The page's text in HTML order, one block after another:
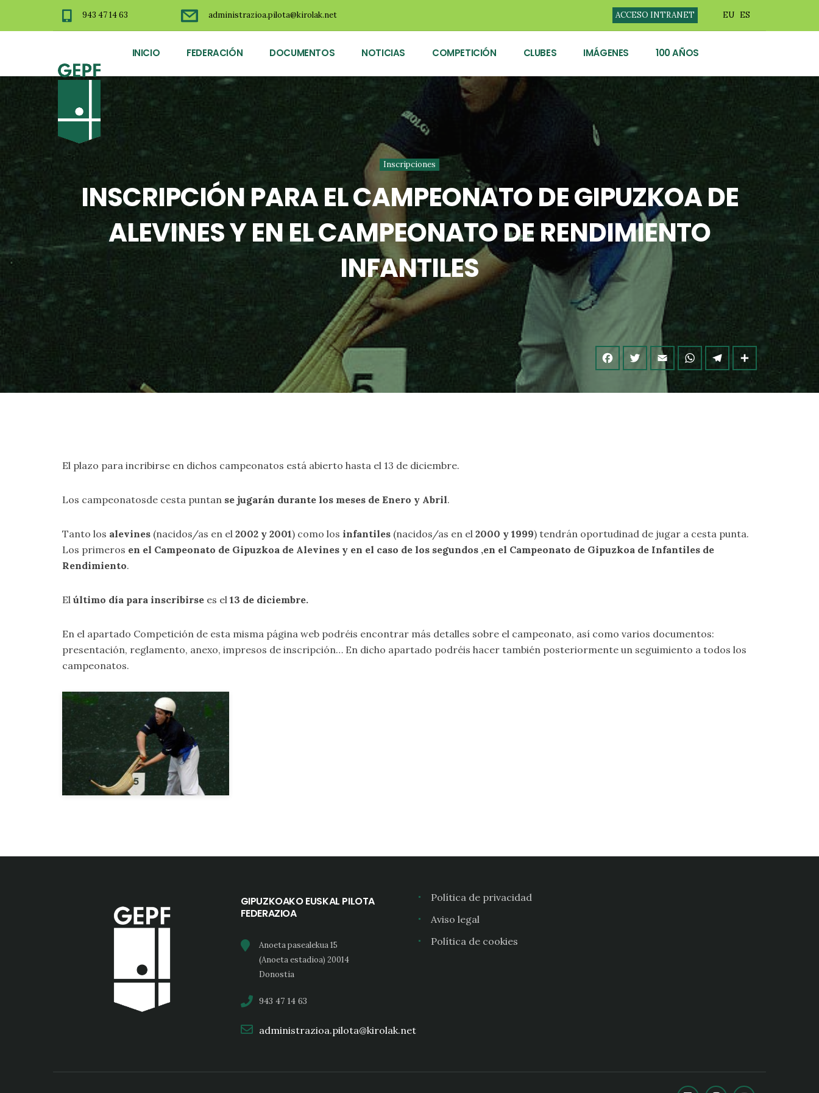
943 47 14 63 administrazioa.pilota@kirolak.net ACCESO INTRANET EU ES
INICIO FEDERACIÓN DOCUMENTOS NOTICIAS COMPETICIÓN CLUBES IMÁGENES 100 AÑOS
Inscripciones
INSCRIPCIÓN PARA EL CAMPEONATO DE GIPUZKOA DE
ALEVINES Y EN EL CAMPEONATO DE RENDIMIENTO
INFANTILES
El plazo para incribirse en dichos campeonatos está abierto hasta el 13 de diciembre.
Los campeonatosde cesta puntan se jugarán durante los meses de Enero y Abril.
Tanto los alevines (nacidos/as en el 2002 y 2001) como los infantiles (nacidos/as en el 2000 y 1999) tendrán oportudinad de jugar a cesta punta.
Los primeros en el Campeonato de Gipuzkoa de Alevines y en el caso de los segundos ,en el Campeonato de Gipuzkoa de Infantiles de
Rendimiento.
El último día para inscribirse es el 13 de diciembre.
En el apartado Competición de esta misma página web podréis encontrar más detalles sobre el campeonato, así como varios documentos:
presentación, reglamento, anexo, impresos de inscripción… En dicho apartado podréis hacer también posteriormente un seguimiento a todos los
campeonatos.
GIPUZKOAKO EUSKAL PILOTA
FEDERAZIOA
Anoeta pasealekua 15
(Anoeta estadioa) 20014
Donostia
943 47 14 63
administrazioa.pilota@kirolak.net
Política de privacidad
Aviso legal
Política de cookies